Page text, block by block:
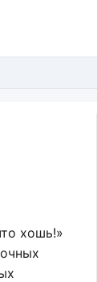
хошь!»